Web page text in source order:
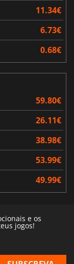
11.34€
6.73€
0.68€
59.80€
26.11€
38.98€
53.99€
49.99€
e os
jogos!